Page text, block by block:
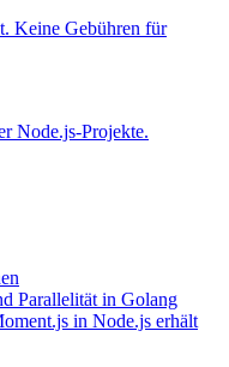
Keine Gebühren für
Node.js-Projekte.
Parallelität in Golang
in Node.js erhält